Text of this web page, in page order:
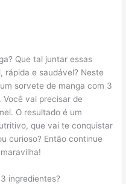
Que tal juntar essas
rápida e saudável? Neste
sorvete de manga com 3
Você vai precisar de
O resultado é um
que vai te conquistar
curioso? Então continue
ingredientes?